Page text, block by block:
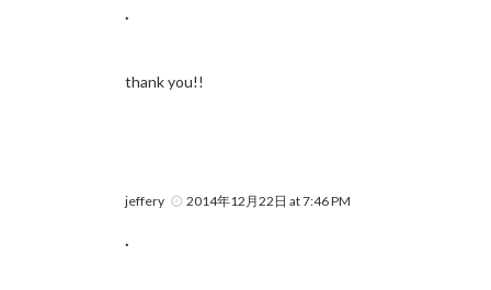
.
thank you!!
jeffery 2014年12月22日 at 7:46 PM
.